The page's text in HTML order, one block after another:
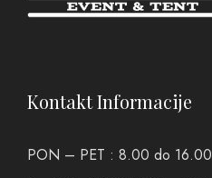
Kontakt Informacije
PON – PET : 8.00 do 16.00